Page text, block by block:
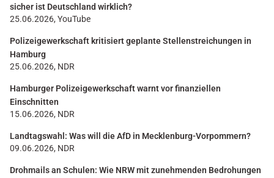
sicher ist Deutschland wirklich?
25.06.2026, YouTube
Polizeigewerkschaft kritisiert geplante Stellenstreichungen in
Hamburg
25.06.2026, NDR
Hamburger Polizeigewerkschaft warnt vor finanziellen
Einschnitten
15.06.2026, NDR
Landtagswahl: Was will die AfD in Mecklenburg-Vorpommern?
09.06.2026, NDR
Drohmails an Schulen: Wie NRW mit zunehmenden Bedrohungen